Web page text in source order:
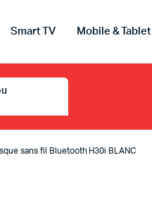
Smart TV Mobile & Tablet
sans fil Bluetooth H30i BLANC